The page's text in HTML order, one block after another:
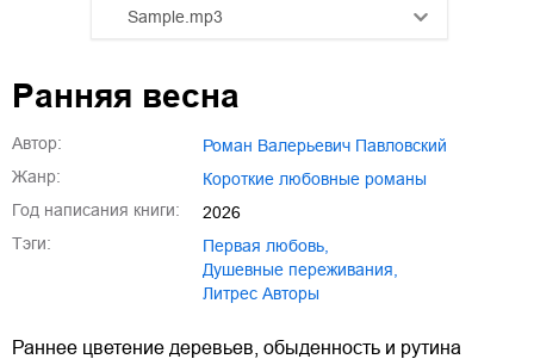
Sample.mp3
02.mp3
14:00
Ранняя весна
Автор:
Роман Валерьевич Павловский
Жанр:
короткие любовные романы
Год написания книги:
2026
Тэги:
первая любовь
душевные переживания
Литрес Авторы
Раннее цветение деревьев, обыденность и рутина